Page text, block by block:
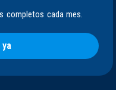
completos cada mes.